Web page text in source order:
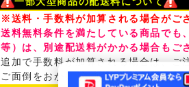
※送料・手数料が加算される場合がご
送料無料条件を満たしている商品でも
等）は、別途配送料がかかる場合もご
追加で手数料が加算される場合は、ご
ご面倒をおかけ致しますが、予めご了